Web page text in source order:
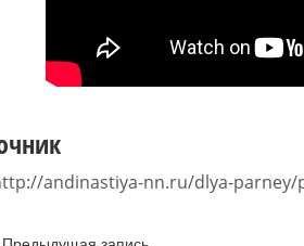
andinastiya-nn.ru/dlya-